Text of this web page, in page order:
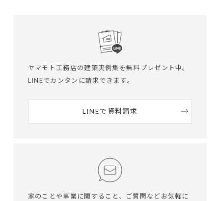
ヤマモト工務店の建築実例集を無料プレゼント中。
LINEでカンタンに請求できます。
LINEで資料請求
家のことや事業に関すること、ご質問など お気軽に